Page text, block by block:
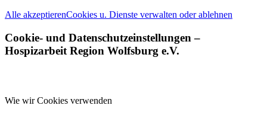
Alle akzeptierenCookies u. Dienste verwalten oder ablehnen
Cookie- und Datenschutzeinstellungen –
Hospizarbeit Region Wolfsburg e.V.
Wie wir Cookies verwenden